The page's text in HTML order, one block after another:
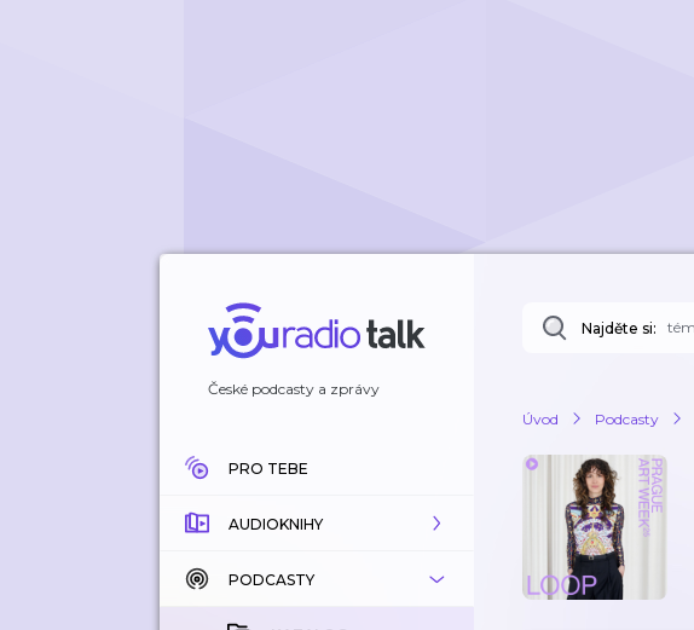
České podcasty a zprávy
PRO TEBE
AUDIOKNIHY
KATALOG
PODCASTY
Najděte si:
Úvod Podcasty